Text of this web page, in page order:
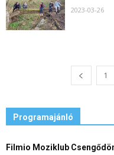
2023-03-26
1
Programajánló
Filmio Moziklub